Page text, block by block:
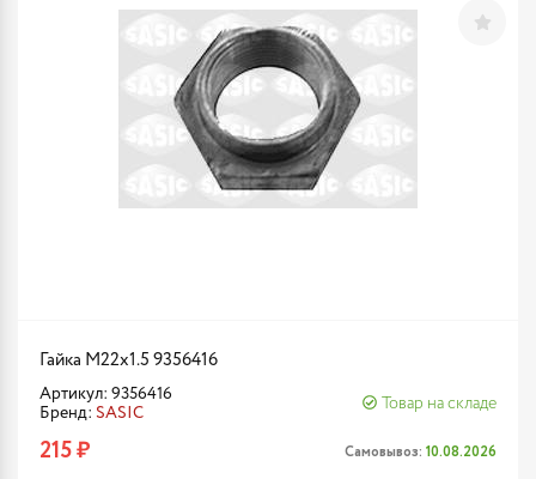
Гайка M22x1.5 9356416
Артикул: 9356416
Бренд: SASIC
Товар на складе
215 ₽ Самовывоз: 10.08.2026